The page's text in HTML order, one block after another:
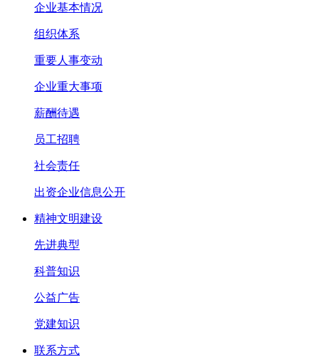
企业基本情况
组织体系
重要人事变动
企业重大事项
薪酬待遇
员工招聘
社会责任
出资企业信息公开
精神文明建设
先进典型
科普知识
公益广告
党建知识
联系方式